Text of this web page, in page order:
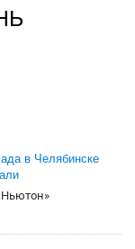
в Челябинске